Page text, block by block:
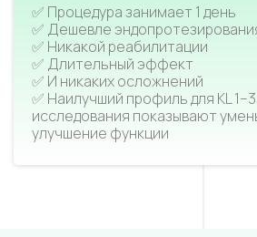
✅ Процедура занимает 1 день
✅ Дешевле
✅ Никакой реабилитации
✅ Длительный эффект
✅ И никаких осложнений
✅ Наилучший профиль для KL
исследования показывают
улучшение функции